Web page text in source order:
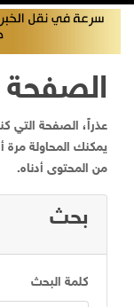
الصفحة
عذراً، الصفحة التي
يمكنك المحاولة مرة
من المحتوى أدناه.
بحث
كلمة البحث